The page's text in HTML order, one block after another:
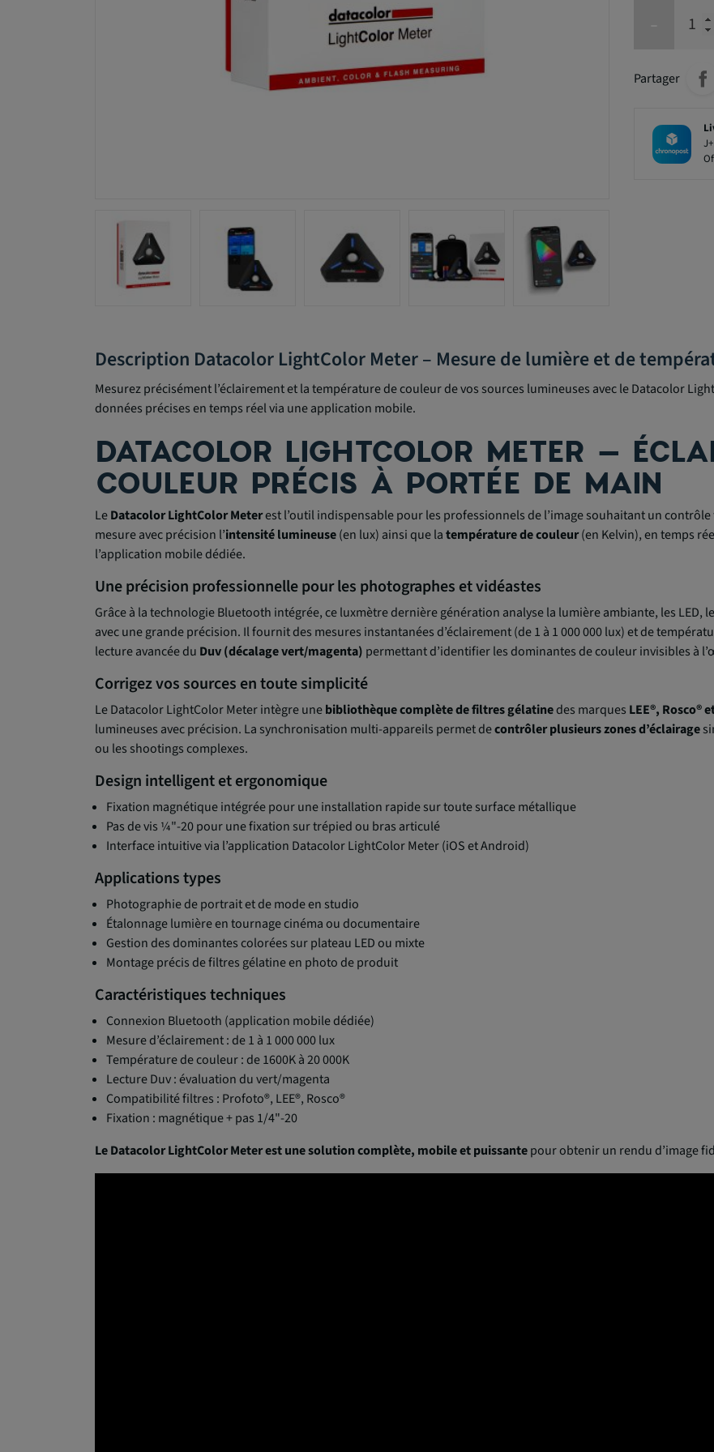
Partager
Description Datacolor LightColor Meter – Mesure de lumière et de
Mesurez précisément l’éclairement et la température de couleur de vos sources lumineuses avec le Datacolor
données précises en temps réel via une application mobile.
DATACOLOR LIGHTCOLOR METER –
COULEUR PRÉCIS À PORTÉE DE MAIN
LeDatacolor LightColor Meterest l’outil indispensable pour les professionnels de l’image souhaitant un
mesure avec précision l’intensité lumineuse(en lux) ainsi que latempérature de couleur(en Kelvin), en temps
l’application mobile dédiée.
Une précision professionnelle pour les photographes et vidéastes
Grâce à la technologie Bluetooth intégrée, ce luxmètre dernière génération analyse la lumière ambiante, les LED,
avec une grande précision. Il fournit des mesures instantanées d’éclairement (de 1 à 1 000 000 lux) et de
lecture avancée du Duv (décalage vert/magenta) permettant d’identifier les dominantes de couleur invisibles à
Corrigez vos sources en toute simplicité
Le Datacolor LightColor Meter intègre unebibliothèque complète de filtres gélatinedes marques LEE®, Rosco®
lumineuses avec précision. La synchronisation multi-appareils permet decontrôler plusieurs zones d’éclairage
ou les shootings complexes.
Design intelligent et ergonomique
Fixation magnétique intégrée pour une installation rapide sur toute surface métallique
Pas de vis ¼"-20 pour une fixation sur trépied ou bras articulé
Interface intuitive via l’application Datacolor LightColor Meter (iOS et Android)
Applications types
Photographie de portrait et de mode en studio
Étalonnage lumière en tournage cinéma ou documentaire
Gestion des dominantes colorées sur plateau LED ou mixte
Montage précis de filtres gélatine en photo de produit
Caractéristiques techniques
Connexion Bluetooth (application mobile dédiée)
Mesure d’éclairement : de 1 à 1 000 000 lux
Température de couleur : de 1600K à 20 000K
Lecture Duv : évaluation du vert/magenta
Compatibilité filtres : Profoto®, LEE®, Rosco®
Fixation : magnétique + pas 1/4"-20
Le Datacolor LightColor Meter est une solution complète, mobile et puissantepour obtenir un rendu d’image